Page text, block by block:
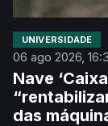
UNIVERSIDADE
06 ago 2026,
Nave
das